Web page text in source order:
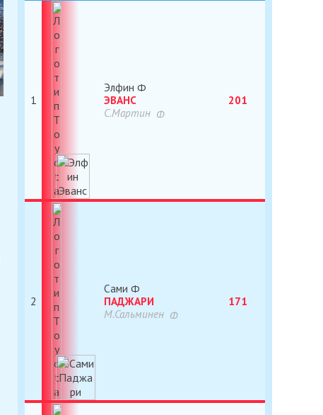
1
Элфин
ЭВАНС
С.Мартин
201
2
Сами
ПАДЖАРИ
М.Сальминен
171